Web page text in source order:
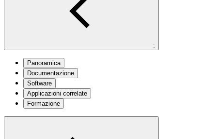
;
Panoramica
Documentazione
Software
Applicazioni correlate
Formazione